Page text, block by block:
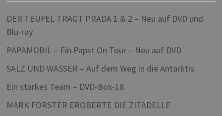
DER TEUFEL TRÄGT PRADA 1 & 2 – Neu auf DVD und
Blu-ray
PAPAMOBIL – Ein Papst On Tour – Neu auf DVD
SALZ UND WASSER – Auf dem Weg in die Antarktis
Ein starkes Team – DVD-Box-18
MARK FORSTER EROBERTE DIE ZITADELLE